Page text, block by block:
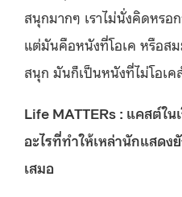
สนุกมากๆ เราไม่นั่งคิดหร
แต่มันคือหนังที่โอเค หรือส
สนุก มันก็เป็นหนังที่ไม่โอเ
Life MATTERs : แคสต์ใน
อะไรที่ทำให้เหล่านักแสด
เสมอ